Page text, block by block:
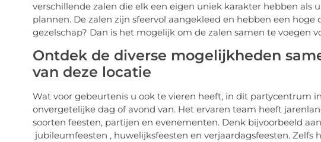
verschillende zalen die elk een eigen uniek karakter hebben als
plannen. De zalen zijn sfeervol aangekleed en hebben een hoge
gezelschap? Dan is het mogelijk om de zalen samen te voegen
Ontdek de diverse mogelijkheden
van deze locatie
Wat voor gebeurtenis u ook te vieren heeft, in dit partycentrum
onvergetelijke dag of avond van. Het ervaren team heeft
soorten feesten, partijen en evenementen. Denk bijvoorbeeld aan
jubileumfeesten , huwelijksfeesten en verjaardagsfeesten.